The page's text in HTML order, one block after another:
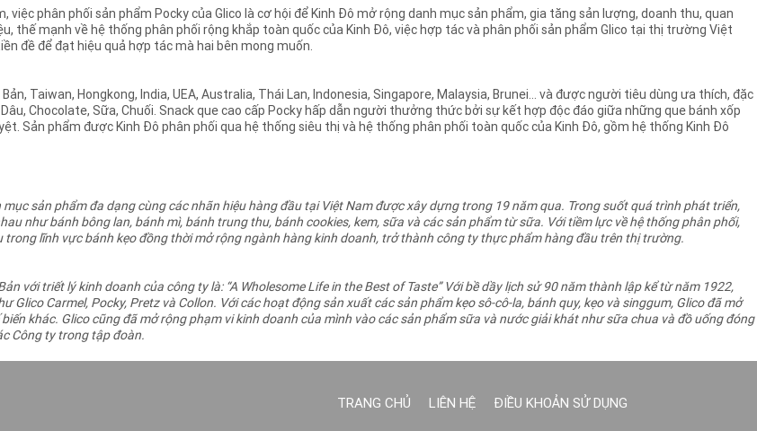
phân phối sản phẩm Pocky của Glico là cơ hội để Kinh Đô mở rộng danh mục sản phẩm, gia tăng sản lượng, doanh thu, quan
thế mạnh về hệ thống phân phối rộng khắp toàn quốc của Kinh Đô, việc hợp tác và phân phối sản phẩm Glico tại thị trường Việt
đề để đạt hiệu quả hợp tác mà hai bên mong muốn.
Taiwan, Hongkong, India, UEA, Australia, Thái Lan, Indonesia, Singapore, Malaysia, Brunei… và được người tiêu dùng ưa thích, đặc
Chocolate, Sữa, Chuối. Snack que cao cấp Pocky hấp dẫn người thưởng thức bởi sự kết hợp độc đáo giữa những que bánh xốp
Sản phẩm được Kinh Đô phân phối qua hệ thống siêu thị và hệ thống phân phối toàn quốc của Kinh Đô, gồm hệ thống Kinh Đô
sản phẩm đa dạng cùng các nhãn hiệu hàng đầu tại Việt Nam được xây dựng trong 19 năm qua. Trong suốt quá trình phát triển,
như bánh bông lan, bánh mì, bánh trung thu, bánh cookies, kem, sữa và các sản phẩm từ sữa. Với tiềm lực về hệ thống phân phối,
lĩnh vực bánh kẹo đồng thời mở rộng ngành hàng kinh doanh, trở thành công ty thực phẩm hàng đầu trên thị trường.
với triết lý kinh doanh của công ty là: “A Wholesome Life in the Best of Taste” Với bề dầy lịch sử 90 năm thành lập kể từ năm 1922,
Carmel, Pocky, Pretz và Collon. Với các hoạt động sản xuất các sản phẩm kẹo sô-cô-la, bánh quy, kẹo và singgum, Glico đã mở
khác. Glico cũng đã mở rộng phạm vi kinh doanh của mình vào các sản phẩm sữa và nước giải khát như sữa chua và đồ uống đóng
Công ty trong tập đoàn.
TRANG CHỦ LIÊN HỆ ĐIỀU KHOẢN SỬ DỤNG